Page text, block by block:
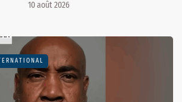
10 août 2026